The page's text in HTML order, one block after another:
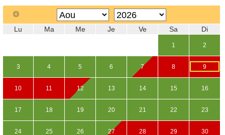
Lu Ma Me Je Ve Sa Di
1 2
3 4 5 6 7 8 9
10 11 12 13 14 15 16
17 18 19 20 21 22 23
24 25 26 27 28 29 30